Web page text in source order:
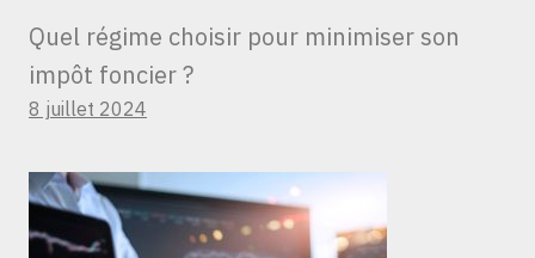
Quel régime choisir pour minimiser son
impôt foncier ?
8 juillet 2024